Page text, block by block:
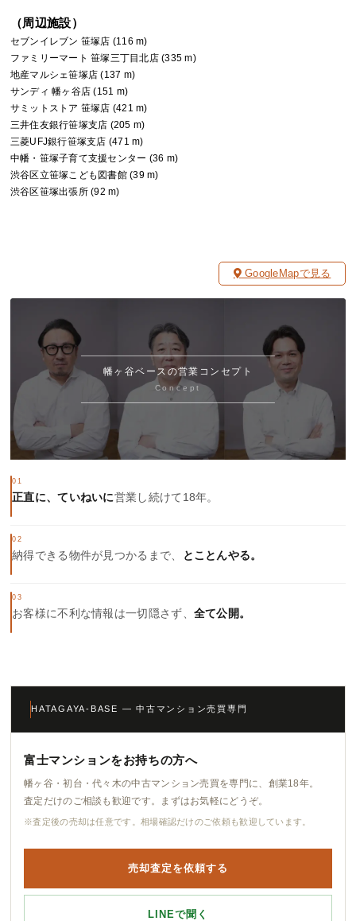
（周辺施設）
セブンイレブン 笹塚店 (116 m)
ファミリーマート 笹塚三丁目北店 (335 m)
地産マルシェ笹塚店 (137 m)
サンディ 幡ヶ谷店 (151 m)
サミットストア 笹塚店 (421 m)
三井住友銀行笹塚支店 (205 m)
三菱UFJ銀行笹塚支店 (471 m)
中幡・笹塚子育て支援センター (36 m)
渋谷区立笹塚こども図書館 (39 m)
渋谷区笹塚出張所 (92 m)
GoogleMapで見る
幡ヶ谷ベースの営業コンセプト
Concept
01
正直に、ていねいに営業し続けて18年。
02
納得できる物件が見つかるまで、 とことんやる。
03
お客様に不利な情報は一切隠さず、 全て公開。
HATAGAYA-BASE — 中古マンション売買専門
富士マンションをお持ちの方へ
幡ヶ谷・初台・代々木の中古マンション売買を専門に、創業18年。
査定だけのご相談も歓迎です。まずはお気軽にどうぞ。
※査定後の売却は任意です。相場確認だけのご依頼も歓迎しています。
売却査定を依頼する
LINEで聞く